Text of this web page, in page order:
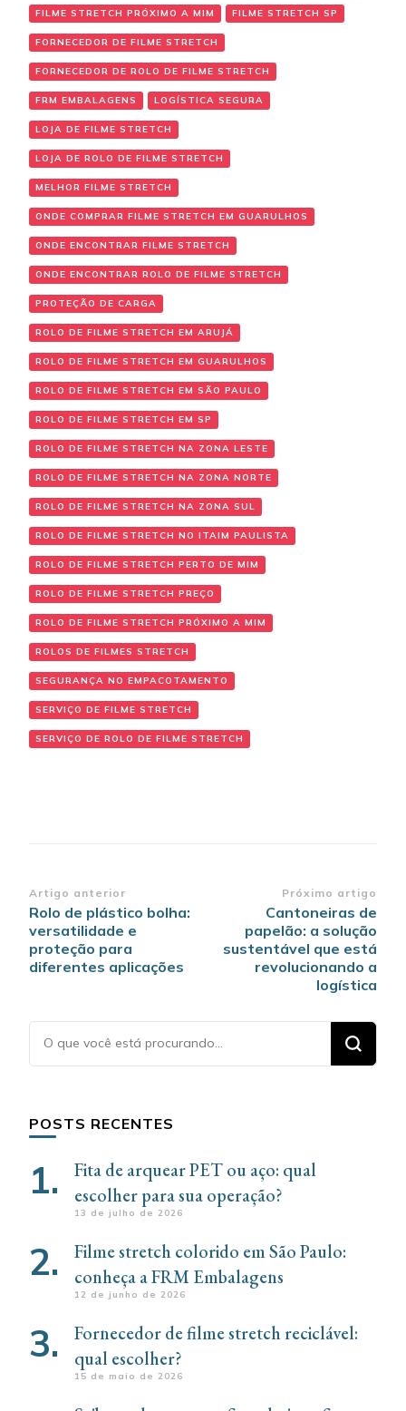
FILME STRETCH PRÓXIMO A MIM FILME STRETCH SP
FORNECEDOR DE FILME STRETCH
FORNECEDOR DE ROLO DE FILME STRETCH
FRM EMBALAGENS LOGÍSTICA SEGURA
LOJA DE FILME STRETCH
LOJA DE ROLO DE FILME STRETCH
MELHOR FILME STRETCH
ONDE COMPRAR FILME STRETCH EM GUARULHOS
ONDE ENCONTRAR FILME STRETCH
ONDE ENCONTRAR ROLO DE FILME STRETCH
PROTEÇÃO DE CARGA
ROLO DE FILME STRETCH EM ARUJÁ
ROLO DE FILME STRETCH EM GUARULHOS
ROLO DE FILME STRETCH EM SÃO PAULO
ROLO DE FILME STRETCH EM SP
ROLO DE FILME STRETCH NA ZONA LESTE
ROLO DE FILME STRETCH NA ZONA NORTE
ROLO DE FILME STRETCH NA ZONA SUL
ROLO DE FILME STRETCH NO ITAIM PAULISTA
ROLO DE FILME STRETCH PERTO DE MIM
ROLO DE FILME STRETCH PREÇO
ROLO DE FILME STRETCH PRÓXIMO A MIM
ROLOS DE FILMES STRETCH
SEGURANÇA NO EMPACOTAMENTO
SERVIÇO DE FILME STRETCH
SERVIÇO DE ROLO DE FILME STRETCH
Navegação de post
Artigo anterior
Rolo de plástico bolha:
versatilidade e
proteção para
diferentes aplicações
Próximo artigo
Cantoneiras de
papelão: a solução
sustentável que está
revolucionando a
logística
Procurando
algo?
POSTS RECENTES
Fita de arquear PET ou aço: qual
escolher para sua operação?
13 de julho de 2026
Filme stretch colorido em São Paulo:
conheça a FRM Embalagens
12 de junho de 2026
Fornecedor de filme stretch reciclável:
qual escolher?
15 de maio de 2026